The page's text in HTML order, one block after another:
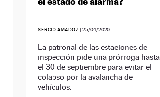
SERGIO AMADOZ |25/04/2020
La patronal de las estaciones de
inspección pide una prórroga hasta
el 30 de septiembre para evitar el
colapso por la avalancha de
vehículos.